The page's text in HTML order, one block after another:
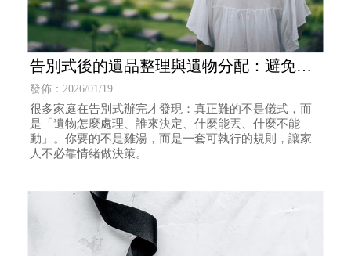
告別式後的遺品整理與遺物分配：避免家
庭撕裂的 5 個原則（禮儀公司也能提供提
醒）
發佈：2026/01/19
很多家庭在告別式辦完才發現：真正難的不是儀式，而
是「遺物怎麼處理、誰來決定、什麼能丟、什麼不能
動」。你要的不是雞湯，而是一套可執行的規則，讓家
人不必靠情緒做決策。